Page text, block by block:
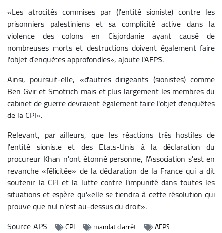
«Les atrocités commises par (l'entité sioniste) contre les
prisonniers palestiniens et sa complicité active dans la
violence des colons en Cisjordanie ayant causé de
nombreuses morts et destructions doivent également faire
l'objet d’enquêtes approfondies», ajoute l'AFPS.
Ainsi, poursuit-elle, «d'autres dirigeants (sionistes) comme
Ben Gvir et Smotrich mais et plus largement les membres du
cabinet de guerre devraient également faire l'objet d'enquêtes
de la CPI».
Relevant, par ailleurs, que les réactions très hostiles de
l'entité sioniste et des Etats-Unis à la déclaration du
procureur Khan n'ont étonné personne, l'Association s'est en
revanche «félicitée» de la déclaration de la France qui a dit
soutenir la CPI et la lutte contre l'impunité dans toutes les
situations et espère qu'«elle se tiendra à cette résolution qui
prouve que nul n'est au-dessus du droit».
SourceAPS CPI mandat d'arrêt AFPS